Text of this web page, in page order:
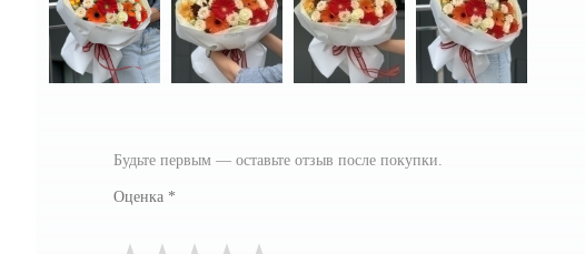
Будьте первым — оставьте отзыв после покупки.
Оценка *